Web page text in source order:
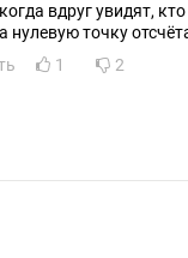
вдруг увидят,
взять за
1 2